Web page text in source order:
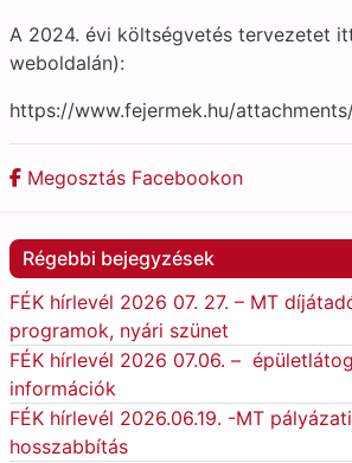
A 2024. évi költségvetés tervezetet
weboldalán):
https://www.fejermek.hu/
Megosztás Facebookon
Régebbi bejegyzések
FÉK hírlevél 2026 07. 27. – MT
programok, nyári szünet
FÉK hírlevél 2026 07.06. –
információk
FÉK hírlevél 2026.06.19. -MT
hosszabbítás